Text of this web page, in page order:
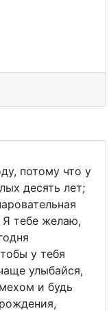
потому что у
десять лет;
Я тебе желаю,
у тебя
улыбайся,
и будь